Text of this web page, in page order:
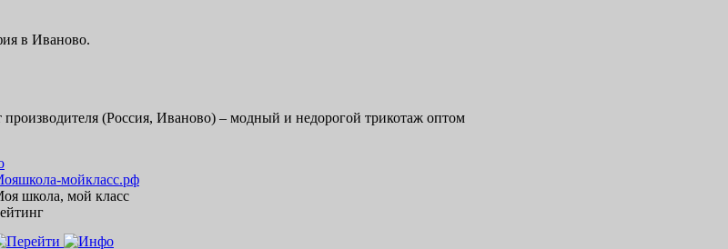
в Иваново.
производителя (Россия, Иваново) – модный и недорогой трикотаж оптом
мойкласс.рф
школа, мой класс